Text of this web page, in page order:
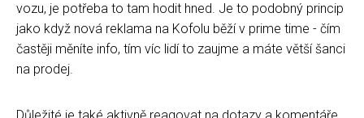
vozu, je potřeba to tam hodit hned. Je to podobný princip
jako když nová reklama na Kofolu běží v prime time - čím
častěji měníte info, tím víc lidí to zaujme a máte větší šanci
na prodej.